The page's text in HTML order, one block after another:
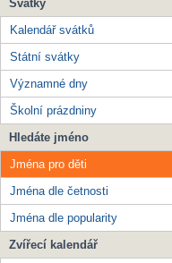
Svátky
Kalendář svátků
Státní svátky
Významné dny
Školní prázdniny
Hledáte jméno
Jména pro děti
Jména dle četnosti
Jména dle popularity
Zvířecí kalendář